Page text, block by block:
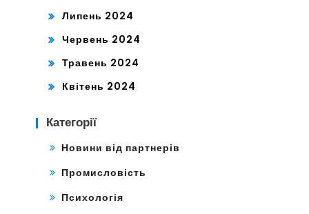
Липень 2024
Червень 2024
Травень 2024
Квітень 2024
Категорії
Новини від партнерів
Промисловість
Психологія